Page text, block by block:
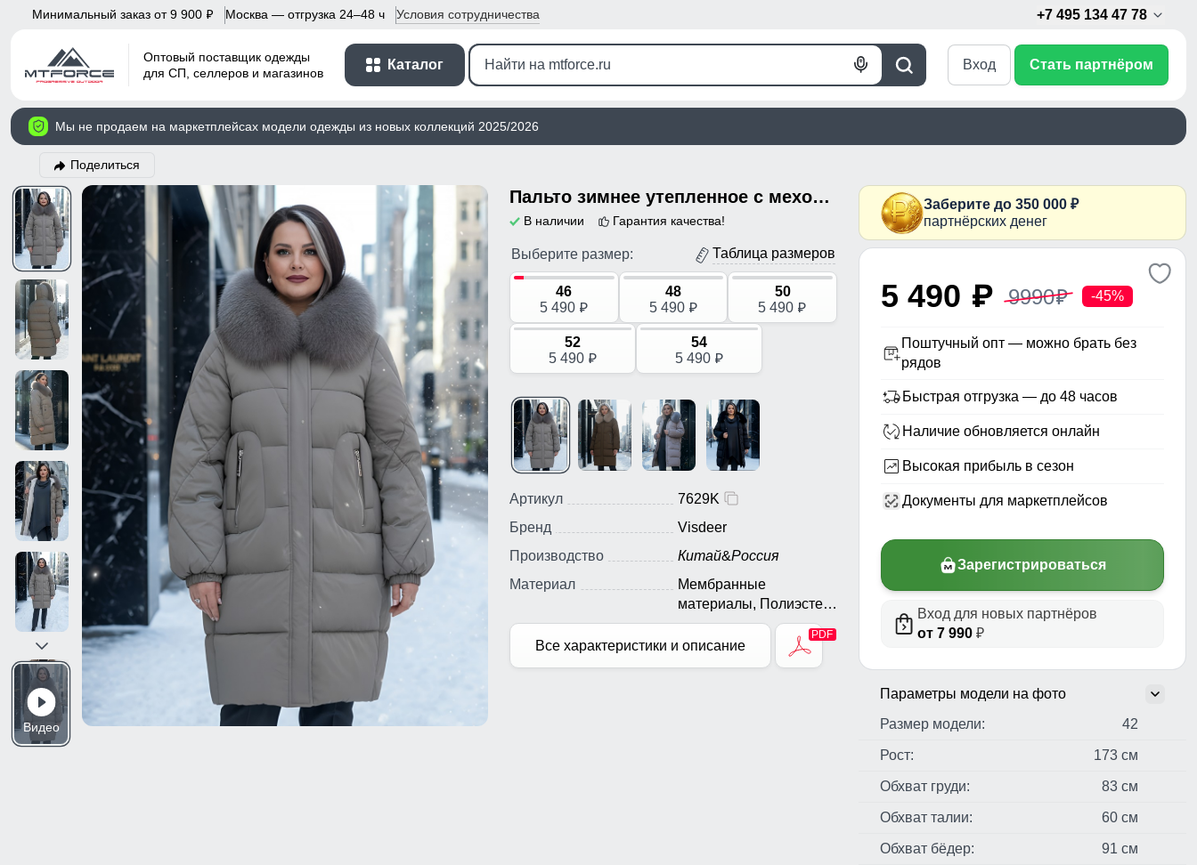
Минимальный заказ от 9 900 p Москва — отгрузка 24–48 ч Условия сотрудничества +7 495 134 47 78
Оптовый поставщик одежды
для СП, селлеров и магазинов
Каталог
Поиск
Голосовой
Вход Стать партнёром
Мы не продаем на маркетплейсах модели одежды из новых коллекций 2025/2026
Поделиться
Видео
Пальто зимнее утепленное с мехом и капюшоном тренд коричневого цвета 7629K
В наличии Гарантия качества!
Выберите размер: Таблица размеров
46
5 490 p
48
5 490 p
50
5 490 p
52
5 490 p
54
5 490 p
Артикул
7629K
Бренд
Visdeer
Производство
Китай&Россия
Материал
Мембранные
материалы, Полиэстер,
Плащевка, Болонь,
Экологичные
Все характеристики и описание
Заберите до 350 000 ₽
партнёрских денег
5 490 p 9990p -45%
Поштучный опт — можно брать без
рядов
Быстрая отгрузка — до 48 часов
Наличие обновляется онлайн
Высокая прибыль в сезон
Документы для маркетплейсов
Зарегистрироваться
Вход для новых партнёров
от 7 990 ₽
Параметры модели на фото
Размер модели:
42
Рост: 173 см
Обхват груди: 83 см
Обхват талии: 60 см
Обхват бёдер: 91 см